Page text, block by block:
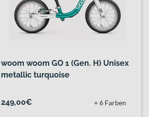
woom woom GO 1 (Gen. H) Unisex
metallic turquoise
249,00€ + 6 Farben